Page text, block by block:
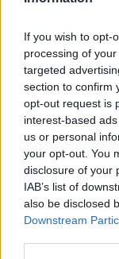
If you wish to opt-
processing of
targeted
section to confirm
opt-out request is
interest-based
us or personal
your opt-out. You
disclosure of your
IAB’s list of
also be disclosed
Downstream
ear
with ear
href="https://
Kategória:Pénz,
Kikiáltási ár:
1
Aukció
Aukció neve: 422.
Tételszám: 32979